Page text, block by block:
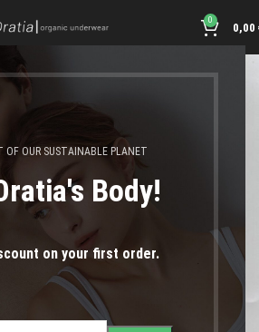
OF OUR SUSTAINABLE PLANET
Body!
on your first order.
0
0,00